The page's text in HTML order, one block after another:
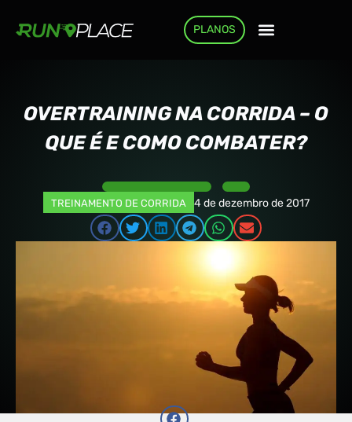
PLANOS
OVERTRAINING NA CORRIDA – O
QUE É E COMO COMBATER?
TREINAMENTO DE CORRIDA 4 de dezembro de 2017